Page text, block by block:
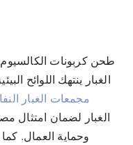
طحن كربونات الكالسيوم
الغبار ينتهك اللوائح
مجمعات الغبار
الغبار لضمان امتثال
وحماية العمال. كما